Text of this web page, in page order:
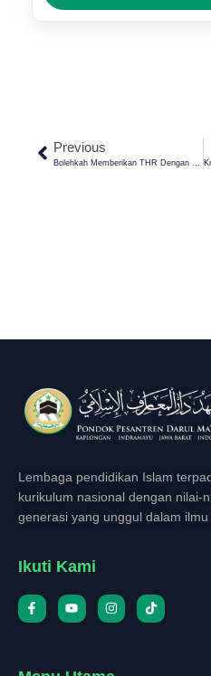
Previous
Lembaga pendidikan Islam
kurikulum nasional dengan nilai-
generasi yang unggul dalam
Ikuti Kami